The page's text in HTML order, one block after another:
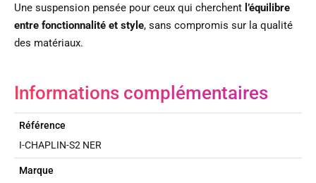
Une suspension pensée pour ceux qui cherchent l’équilibre
entre fonctionnalité et style, sans compromis sur la qualité
des matériaux.
Informations complémentaires
Référence
I-CHAPLIN-S2 NER
Marque